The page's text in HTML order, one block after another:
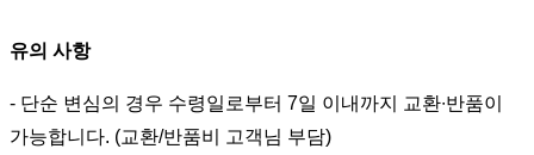
유의 사항
- 단순 변심의 경우 수령일로부터 7일 이내까지 교환∙반품이
가능합니다. (교환/반품비 고객님 부담)